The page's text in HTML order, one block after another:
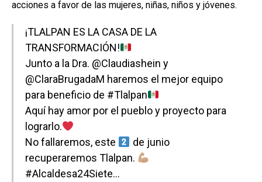
acciones a favor de las mujeres, niñas, niños y jóvenes.
¡TLALPAN ES LA CASA DE LA
TRANSFORMACIÓN!
Junto a la Dra. @Claudiashein y
@ClaraBrugadaM haremos el mejor equipo
para beneficio de #Tlalpan
Aquí hay amor por el pueblo y proyecto para
lograrlo.
No fallaremos, este
de junio
recuperaremos Tlalpan.
#Alcaldesa24Siete…